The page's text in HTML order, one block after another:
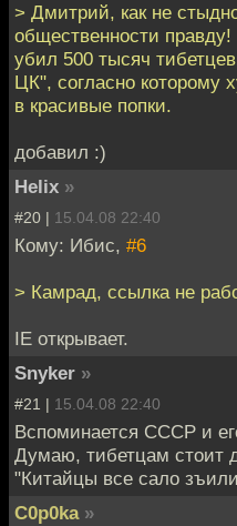
> Дмитрий, как не
общественности
убил 500 тысяч
ЦК", согласно которому
в красивые попки.
добавил :)
Helix »
#20 | 15.04.08 22:40
Кому: Ибис, #6
> Камрад, ссылка не
IE открывает.
Snyker »
#21 | 15.04.08 22:40
Вспоминается СССР и
Думаю, тибетцам стоит
"Китайцы все сало
C0p0ka »